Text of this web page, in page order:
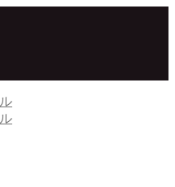
ピープル
いくプロジェクト